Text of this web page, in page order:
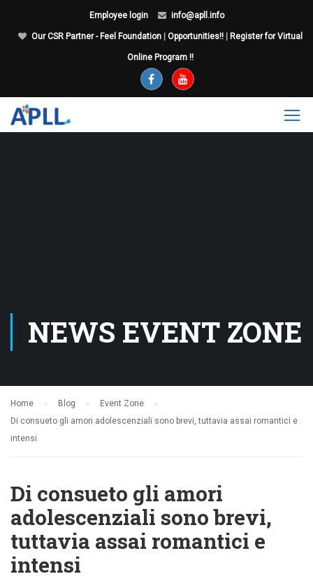
Employee login info@apll.info
Our CSR Partner - Feel Foundation Opportunities!! Register for Virtual
Online Program !!
NEWS EVENT ZONE
Home Blog
Event Zone
Di consueto gli amori adolescenziali sono brevi, tuttavia assai romantici e
intensi
Di consueto gli amori
adolescenziali sono brevi,
tuttavia assai romantici e
intensi